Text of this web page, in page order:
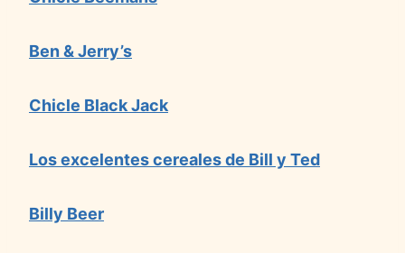
Ben & Jerry’s
Chicle Black Jack
Los excelentes cereales de Bill y Ted
Billy Beer